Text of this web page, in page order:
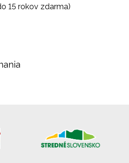
15 rokov zdarma)